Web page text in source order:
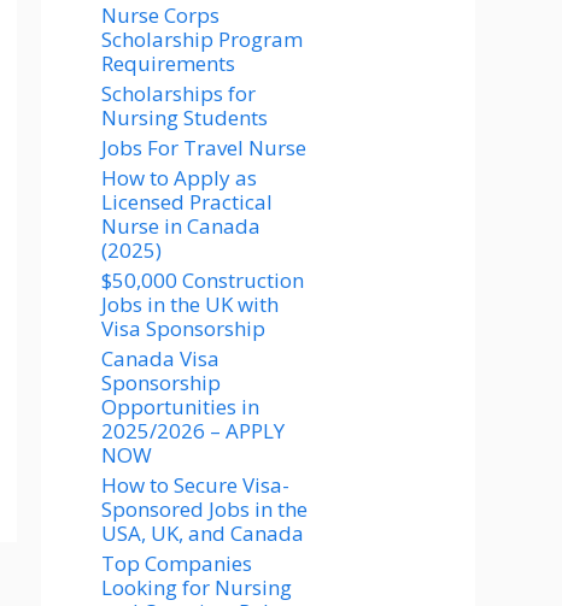
Nurse Corps
Scholarship Program
Requirements
Scholarships for
Nursing Students​
Jobs For Travel Nurse
How to Apply as
Licensed Practical
Nurse in Canada
(2025)
$50,000 Construction
Jobs in the UK with
Visa Sponsorship
Canada Visa
Sponsorship
Opportunities in
2025/2026 – APPLY
NOW
How to Secure Visa-
Sponsored Jobs in the
USA, UK, and Canada
Top Companies
Looking for Nursing